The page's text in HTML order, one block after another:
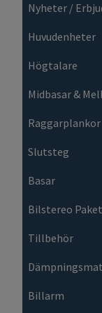
Nyheter /
Huvudenheter
Högtalare
Midbasar &
Raggarplankor
Slutsteg
Basar
Bilstereo
Tillbehör
Billarm